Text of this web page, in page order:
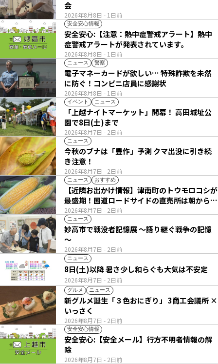
2026年8月8日 - 1日前
会
安全安心情報
2026年8月8日 - 1日前
安全安心:【注意：熱中症警戒アラート】熱中
症警戒アラートが発表されています。
ニュース 警察
2026年8月8日 - 1日前
電子マネーカードが欲しい… 特殊詐欺を未然
に防ぐ！コンビニ店員に感謝状
イベント ニュース
2026年8月7日 - 2日前
「上越ナイトマーケット」開幕！ 高田城址公
園で8日(土)まで
ニュース
2026年8月7日 - 2日前
今秋のブナは「豊作」予測 クマ出没に引き続
き注意！
ニュース おすすめ
2026年8月7日 - 2日前
【近隣お出かけ情報】津南町のトウモロコシが
最盛期！国道ロードサイドの直売所は朝から長
い列
ニュース
2026年8月7日 - 2日前
妙高市で戦没者記憶展 ～語り継ぐ戦争の記憶
～
ニュース
2026年8月7日 - 2日前
8日(土)以降 暑さ少し和らぐも大気は不安定
グルメ ニュース
2026年8月7日 - 2日前
新グルメ誕生「３色おにぎり」 3商工会議所 ×
いっさく
安全安心情報
2026年8月7日 - 2日前
安全安心:【安全メール】行方不明者情報の解
除